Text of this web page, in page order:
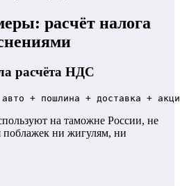
расчёт налога
расчёта НДС
на таможне России, не
поблажек ни жигулям, ни